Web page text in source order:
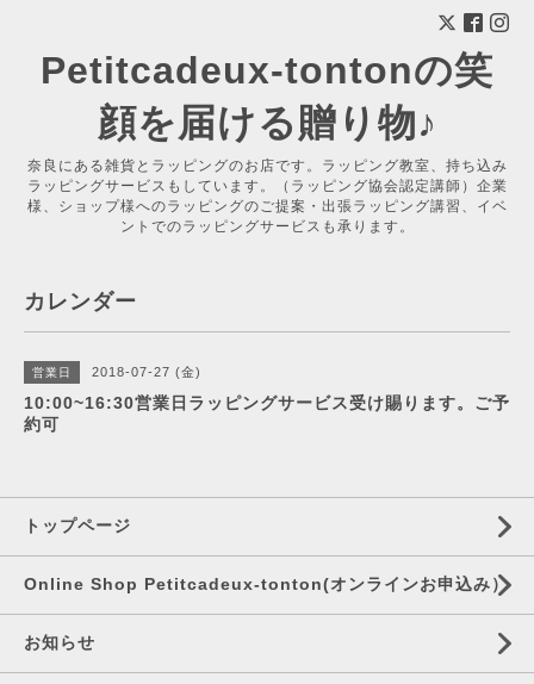
Petitcadeux-tontonの笑
顔を届ける贈り物♪
奈良にある雑貨とラッピングのお店です。ラッピング教室、持ち込み
ラッピングサービスもしています。（ラッピング協会認定講師）企業
様、ショップ様へのラッピングのご提案・出張ラッピング講習、イベ
ントでのラッピングサービスも承ります。
カレンダー
営業日 2018-07-27 (金)
10:00~16:30営業日ラッピングサービス受け賜ります。ご予
約可
トップページ
Online Shop Petitcadeux-tonton(オンラインお申込み）
お知らせ